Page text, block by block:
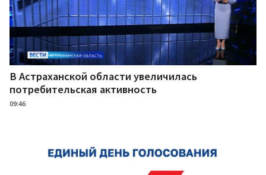
В Астраханской области увеличилась
потребительская активность
09:46